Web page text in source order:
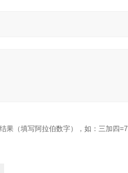
果（填写阿拉伯数字），如：三加四=7